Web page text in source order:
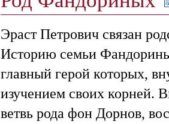
Эраст Петрович связан
Историю семьи
главный герой которых,
изучением своих корней.
ветвь рода фон Дорнов,